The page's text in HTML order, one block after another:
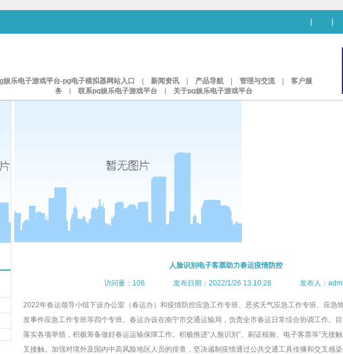
娱乐电子游戏平台-pg电子模拟器网站入口 新闻资讯 产品导航 管理与交流
客户服
务
联系pg娱乐电子游戏平台 关于pg娱乐电子游戏平台
人脸识别电子客票助力春运疫情防控
访问量：106 发布日期：2022/1/26 13:10:28 发布人：
2022年春运领导小组下设办公室（春运办）和疫情防控应急工作专班、恶劣天气应急工作专班、应急
发事件应急工作专班等四个专班。春运办设在南宁市交通运输局，负责全市春运日常综合协调工作。
落实各项举措，积极筹备做好春运运输保障工作。积极推进“人脸识别”、刷证核验、电子客票等“无接
叉接触。加强对境外及国内中高风险地区人员的排查，坚决遏制疫情通过公共交通工具传播和交叉感